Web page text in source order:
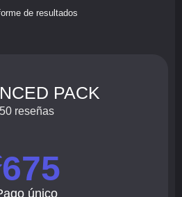
de resultados
PACK
50 reseñas
675
único